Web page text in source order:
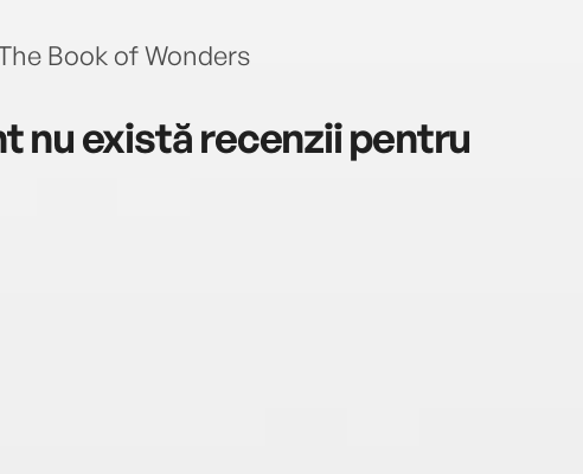
Book of Wonders
nu există recenzii pentru